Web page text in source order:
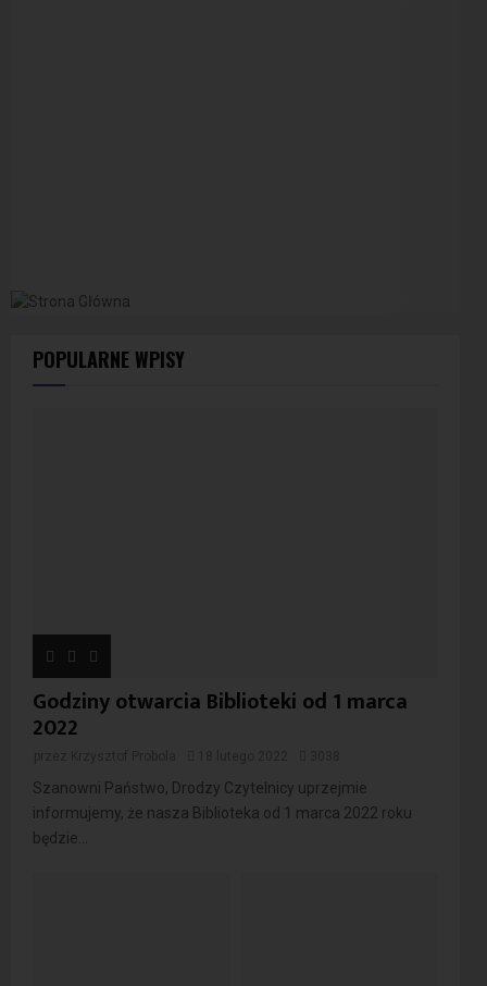
POPULARNE WPISY
Godziny otwarcia Biblioteki od 1 marca
2022
Szanowni Państwo, Drodzy Czytelnicy uprzejmie
informujemy, że nasza Biblioteka od 1 marca 2022 roku
będzie...